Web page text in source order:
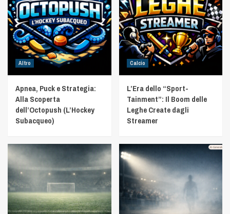
Altro
Apnea, Puck e Strategia:
Alla Scoperta
dell’Octopush (L’Hockey
Subacqueo)
Calcio
L’Era dello “Sport-
Tainment”: Il Boom delle
Leghe Create dagli
Streamer